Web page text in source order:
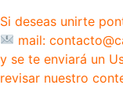
Si deseas unirte
mail:
y se te enviará un
revisar nuestro